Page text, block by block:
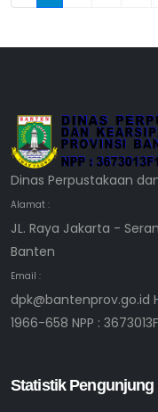
Dinas Perpustakaan
Alamat :
JL. Raya Jakarta -
Banten
Email :
dpk@bantenprov.go.id
1966-658 NPP :
Statistik Pengunjung